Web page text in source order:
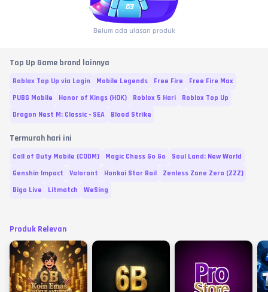
Belum ada ulasan produk
Top Up Game brand lainnya
Roblox Top Up via Login Mobile Legends Free Fire
Free Fire Max
PUBG Mobile
Honor of Kings (HOK) Roblox 5 Hari
Roblox Top Up
Dragon Nest M: Classic - SEA
Blood Strike
Termurah hari ini
Call of Duty Mobile (CODM) Magic Chess Go Go
Soul Land: New World
Genshin Impact
Valorant Honkai Star Rail
Zenless Zone Zero (ZZZ)
Bigo Live
Litmatch WeSing
Produk Relevan